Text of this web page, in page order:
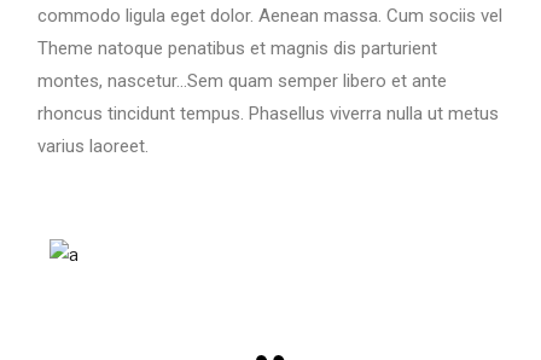
commodo ligula eget dolor. Aenean massa. Cum sociis vel
Theme natoque penatibus et magnis dis parturient
montes, nascetur…Sem quam semper libero et ante
rhoncus tincidunt tempus. Phasellus viverra nulla ut metus
varius laoreet.